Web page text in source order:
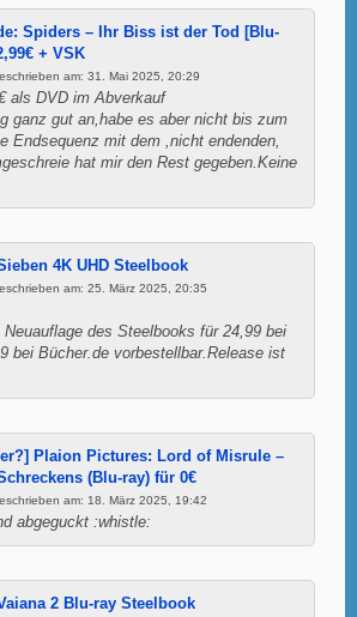
Spiders – Ihr Biss ist der Tod [Blu-
+ VSK
am: 31. Mai 2025, 20:29
als DVD im Abverkauf
ganz gut an,habe es aber nicht bis zum
Endsequenz mit dem ,nicht endenden,
hat mir den Rest gegeben.Keine
4K UHD Steelbook
am: 25. März 2025, 20:35
des Steelbooks für 24,99 bei
bei Bücher.de vorbestellbar.Release ist
Plaion Pictures: Lord of Misrule –
(Blu-ray) für 0€
am: 18. März 2025, 19:42
abgeguckt :whistle:
2 Blu-ray Steelbook